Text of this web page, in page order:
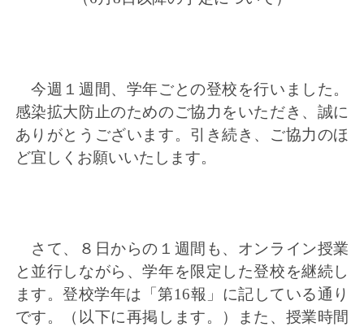
今週１週間、学年ごとの登校を行いました。
感染拡大防止のためのご協力をいただき、誠に
ありがとうございます。引き続き、ご協力のほ
ど宜しくお願いいたします。
さて、８日からの１週間も、オンライン授業
と並行しながら、学年を限定した登校を継続し
ます。登校学年は「第16報」に記している通り
です。（以下に再掲します。）また、授業時間